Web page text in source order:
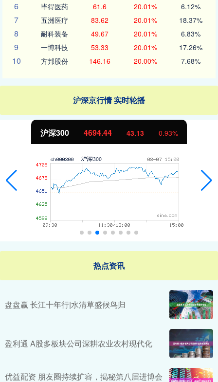
6 毕得医药 61.6 20.01% 6.12%
7 五洲医疗 83.62 20.01% 18.37%
8 耐科装备 49.67 20.01% 6.83%
9 一博科技 53.33 20.01% 17.26%
10 方邦股份 146.16 20.00% 7.68%
沪深京行情 实时轮播
北证50 1134.24 11.37 1.01%
热点资讯
盘盘赢 长江十年行|水清草盛候鸟归
盈利通 A股多板块公司深耕农业农村现代化
优益配资 朋友圈持续扩容，揭秘第八届进博会